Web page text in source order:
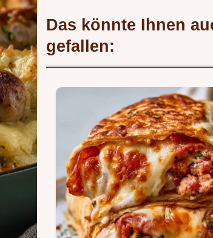
Das könnte Ihnen
gefallen: